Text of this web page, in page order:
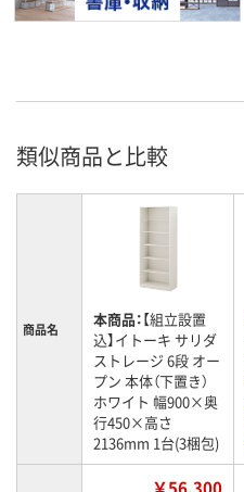
類似商品と比較
商品名 本商品：【組立設置
込】イトーキ サリダ
ストレージ 6段 オー
プン 本体（下置き）
ホワイト 幅900×奥
行450×高さ
2136mm 1台(3梱包)
￥56,300